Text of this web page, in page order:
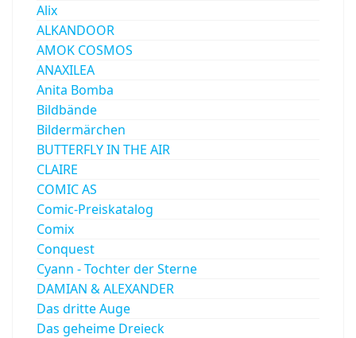
Alix
ALKANDOOR
AMOK COSMOS
ANAXILEA
Anita Bomba
Bildbände
Bildermärchen
BUTTERFLY IN THE AIR
CLAIRE
COMIC AS
Comic-Preiskatalog
Comix
Conquest
Cyann - Tochter der Sterne
DAMIAN & ALEXANDER
Das dritte Auge
Das geheime Dreieck